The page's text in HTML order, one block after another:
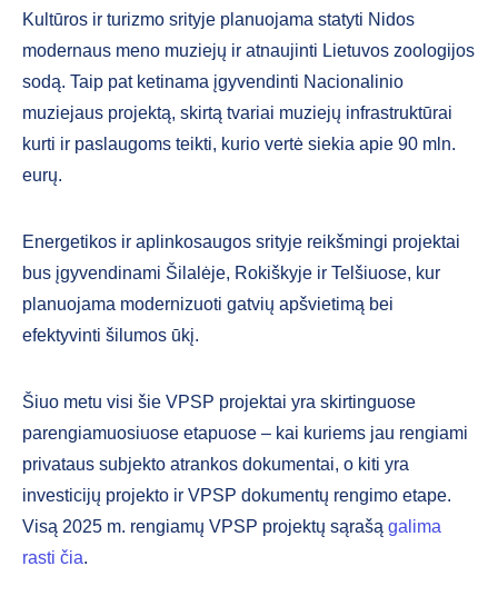
Kultūros ir turizmo srityje planuojama statyti Nidos
modernaus meno muziejų ir atnaujinti Lietuvos zoologijos
sodą. Taip pat ketinama įgyvendinti Nacionalinio
muziejaus projektą, skirtą tvariai muziejų infrastruktūrai
kurti ir paslaugoms teikti, kurio vertė siekia apie 90 mln.
eurų.
Energetikos ir aplinkosaugos srityje reikšmingi projektai
bus įgyvendinami Šilalėje, Rokiškyje ir Telšiuose, kur
planuojama modernizuoti gatvių apšvietimą bei
efektyvinti šilumos ūkį.
Šiuo metu visi šie VPSP projektai yra skirtinguose
parengiamuosiuose etapuose – kai kuriems jau rengiami
privataus subjekto atrankos dokumentai, o kiti yra
investicijų projekto ir VPSP dokumentų rengimo etape.
Visą 2025 m. rengiamų VPSP projektų sąrašą galima
rasti čia.